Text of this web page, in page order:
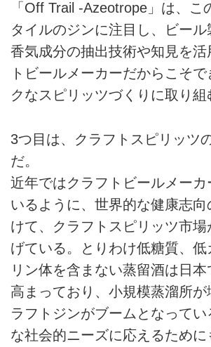
「Off Trail -Azeotrope」は、こ
タイルのジンに注目し、ビール
香気成分の抽出技術や知見を活
トビールメーカーだからこそ
クなスピリッツづくりに取り組
3つ目は、クラフトスピリッツ
だ。
近年ではクラフトビールメーカ
いるように、世界的な健康志向
けて、クラフトスピリッツ市場
げている。とりわけ低糖質、
リン体を含まない蒸留酒は日
高まっており、小規模蒸溜所が
ラフトジンがブームとなってい
な社会的ニーズに応えるために